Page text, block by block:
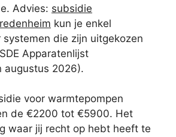
Advies: subsidie
kun je enkel
systemen die zijn uitgekozen
Apparatenlijst
augustus 2026).
voor warmtepompen
de €2200 tot €5900. Het
waar jij recht op hebt heeft te